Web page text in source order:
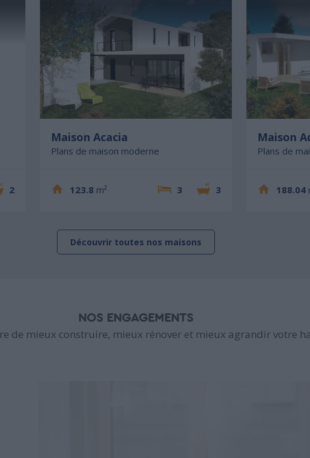
2
Maison Acacia
Plans de maison moderne
123.8 m² 3 3
Maison
Plans de
188.04
Découvrir toutes nos maisons
NOS ENGAGEMENTS
de mieux construire, mieux rénover et mieux agrandir votre